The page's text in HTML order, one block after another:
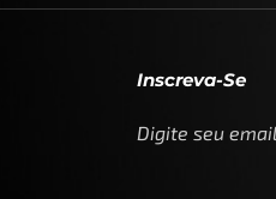
Inscreva-Se
Digite seu email